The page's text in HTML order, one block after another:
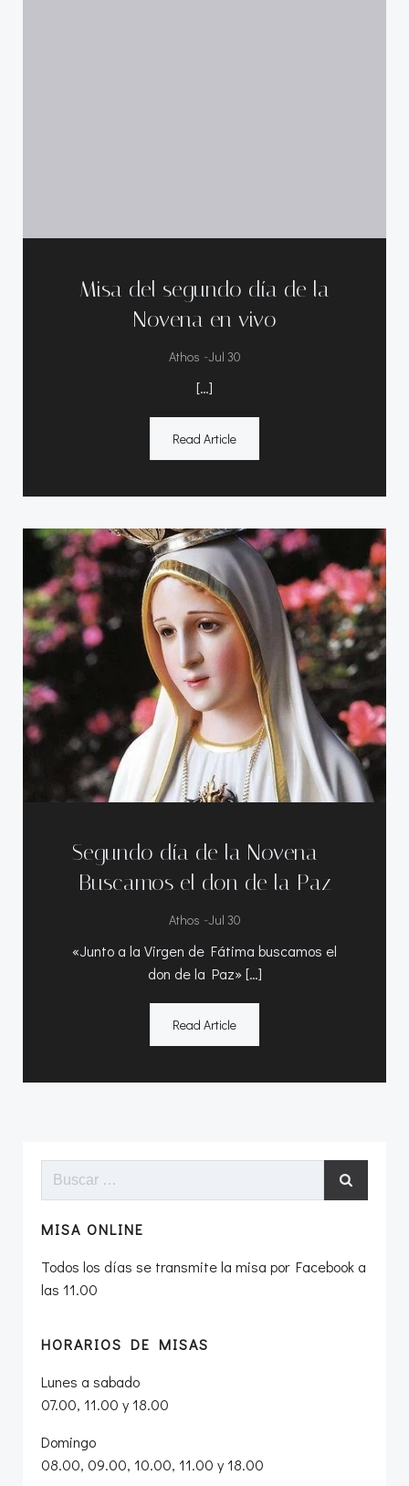
Misa del segundo día de la
Novena en vivo
Athos -Jul 30
[…]
Read Article
Segundo día de la Novena –
Buscamos el don de la Paz
Athos -Jul 30
«Junto a la Virgen de Fátima buscamos el
don de la Paz» […]
Read Article
Buscar:
MISA ONLINE
Todos los días se transmite la misa por Facebook a
las 11.00
HORARIOS DE MISAS
Lunes a sabado
07.00, 11.00 y 18.00
Domingo
08.00, 09.00, 10.00, 11.00 y 18.00